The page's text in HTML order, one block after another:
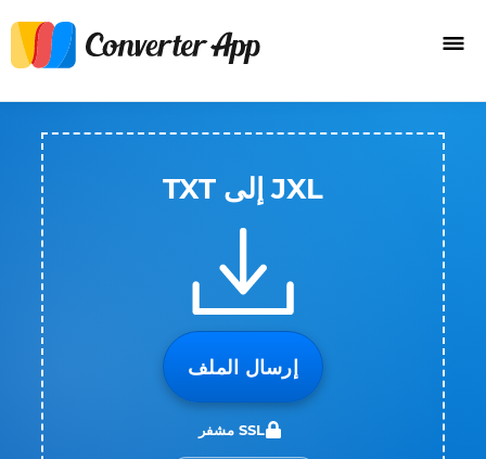
JXL إلى TXT
إرسال الملف
SSL مشفر